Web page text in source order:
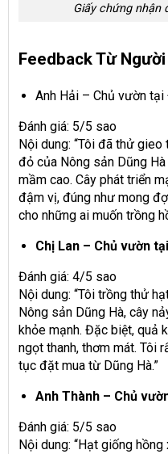
Giấy chứng nhận
Feedback Từ
Anh Hải – Chủ vườn tại
Đánh giá: 5/5 sao
Nội dung: “Tôi đã thử
đỏ của Nông sản Dũng
mầm cao. Cây phát triển
đậm vị, đúng như mong
cho những ai muốn trồng
Chị Lan – Chủ vườn
Đánh giá: 4/5 sao
Nội dung: “Tôi trồng thử
Nông sản Dũng Hà, cây
khỏe mạnh. Đặc biệt, quả
ngọt thanh, thơm mát. Tôi
tục đặt mua từ Dũng Hà.”
Anh Thành – Chủ
Đánh giá: 5/5 sao
Nội dung: “Hạt giống